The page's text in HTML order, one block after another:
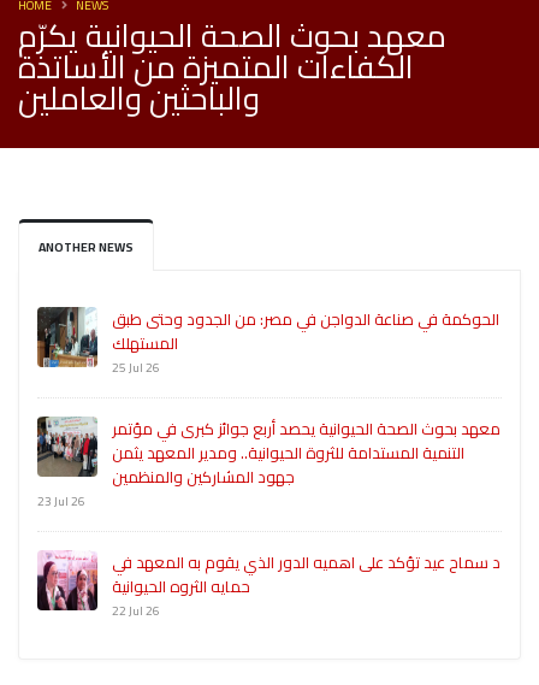
معهد بحوث الصحة الحيوانية يكرّم
الكفاءات المتميزة من الأساتذة
والباحثين والعاملين
HOME NEWS
ANOTHER NEWS
الحوكمة في صناعة الدواجن في مصر: من الجدود وحتى طبق
المستهلك
25 Jul 26
معهد بحوث الصحة الحيوانية يحصد أربع جوائز كبرى في مؤتمر
التنمية المستدامة للثروة الحيوانية.. ومدير المعهد يثمن
جهود المشاركين والمنظمين
23 Jul 26
د سماح عيد تؤكد على اهميه الدور الذي يقوم به المعهد في
حمايه الثروه الحيوانية
22 Jul 26